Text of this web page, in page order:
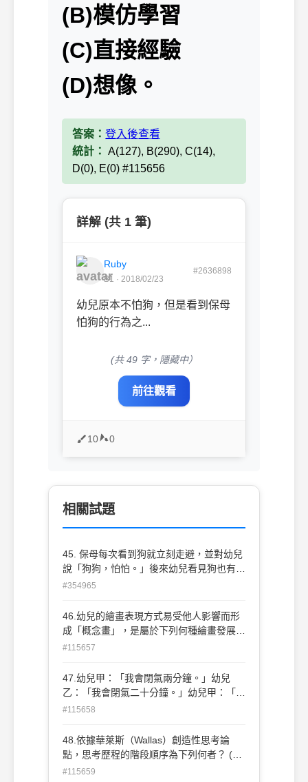
(B)模仿學習
(C)直接經驗
(D)想像。
答案： 登入後查看
統計： A(127), B(290), C(14),
D(0), E(0) #115656
詳解 (共 1 筆)
Ruby
B1 · 2018/02/23
#2636898
幼兒原本不怕狗，但是看到保母
怕狗的行為之...
(共 49 字，隱藏中）
前往觀看
10 0
相關試題
45. 保母每次看到狗就立刻走避，並對幼兒
說「狗狗，怕怕。」後來幼兒看見狗也有害
怕反應， 此種現象稱為下列何者？ (A) 刺
#354965
46.幼兒的繪畫表現方式易受他人影響而形
成「概念畫」，是屬於下列何種繪畫發展階
段？ (A)塗鴉期 (B)象徵期 (C)前圖式
#115657
47.幼兒甲：「我會閉氣兩分鐘。」幼兒
乙：「我會閉氣二十分鐘。」幼兒甲：「才
怪，你現在閉氣給我看。」幼兒乙：「我現
情況，下列何者最不適宜作為幼兒乙內心狀
況的推論？ (A)說白謊(White lie) (B)創造
#115658
48.依據華萊斯（Wallas）創造性思考論
點，思考歷程的階段順序為下列何者？ (A)
頓悟→潛意識思考→分析經驗與問題→驗證
#115659